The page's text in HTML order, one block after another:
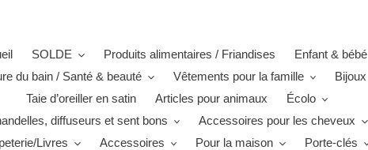
SOLDE Produits alimentaires / Friandises
Enfant & bébé
du bain / Santé & beauté
Vêtements pour la famille
Bijoux
Taie d’oreiller en satin
Articles pour animaux
Écolo
diffuseurs et sent bons
Accessoires pour les cheveux
Livres
Accessoires Pour la maison
Porte-clés